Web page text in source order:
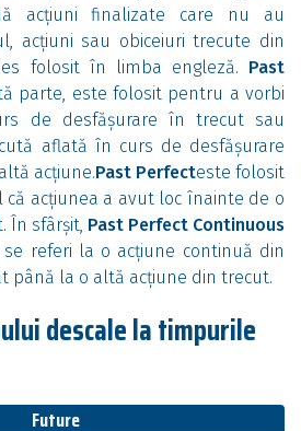
acțiuni finalizate care nu au
acțiuni sau obiceiuri trecute din
folosit în limba engleză. Past
parte, este folosit pentru a vorbi
de desfășurare în trecut sau
aflată în curs de desfășurare
acțiune.Past Perfecteste folosit
acțiunea a avut loc înainte de o
În sfârșit, Past Perfect Continuous
referi la o acțiune continuă din
până la o altă acțiune din trecut.
descale la timpurile
Future